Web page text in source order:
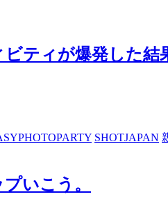
ティが爆発した結
SHOTJAPAN
いこう。